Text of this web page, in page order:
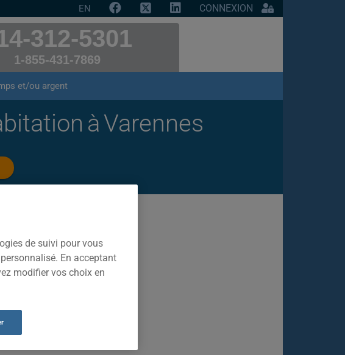
EN CONNEXION
312-5301
1-855-431-7869
et/ou argent
à Varennes
de suivi pour vous
En acceptant
modifier vos choix en